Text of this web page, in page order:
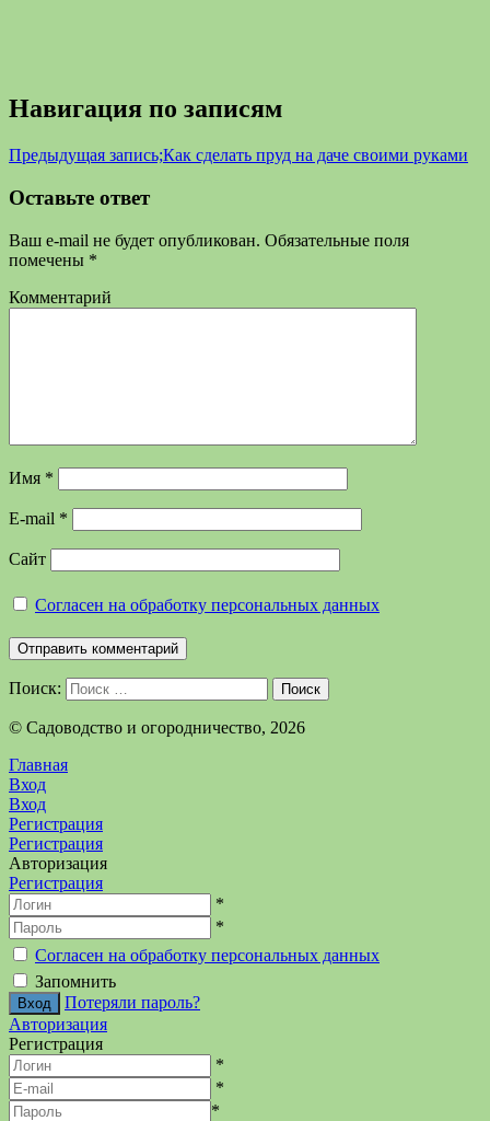
Навигация по записям
Предыдущая запись;Как сделать пруд на даче своими руками
Оставьте ответ
Ваш e-mail не будет опубликован. Обязательные поля
помечены *
Комментарий
Имя *
E-mail *
Сайт
Согласен на обработку персональных данных
Поиск: Поиск
©️ Садоводство и огородничество, 2026
Главная
Вход
Вход
Регистрация
Регистрация
Авторизация
Регистрация
*
*
Согласен на обработку персональных данных
Запомнить
Потеряли пароль?
Авторизация
Регистрация
*
*
*